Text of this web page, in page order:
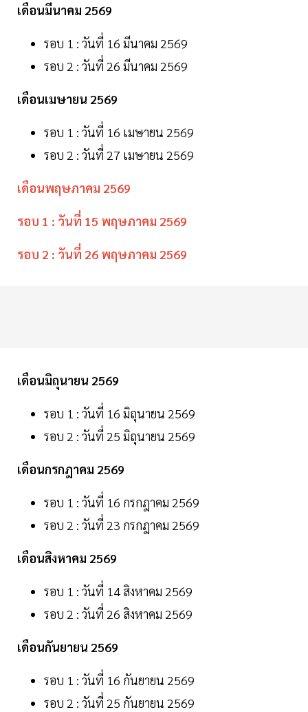
เดือนมีนาคม 2569
รอบ 1 : วันที่ 16 มีนาคม 2569
รอบ 2 : วันที่ 26 มีนาคม 2569
เดือนเมษายน 2569
รอบ 1 : วันที่ 16 เมษายน 2569
รอบ 2 : วันที่ 27 เมษายน 2569
เดือนพฤษภาคม 2569
รอบ 1 : วันที่ 15 พฤษภาคม 2569
รอบ 2 : วันที่ 26 พฤษภาคม 2569
เดือนมิถุนายน 2569
รอบ 1 : วันที่ 16 มิถุนายน 2569
รอบ 2 : วันที่ 25 มิถุนายน 2569
เดือนกรกฎาคม 2569
รอบ 1 : วันที่ 16 กรกฎาคม 2569
รอบ 2 : วันที่ 23 กรกฎาคม 2569
เดือนสิงหาคม 2569
รอบ 1 : วันที่ 14 สิงหาคม 2569
รอบ 2 : วันที่ 26 สิงหาคม 2569
เดือนกันยายน 2569
รอบ 1 : วันที่ 16 กันยายน 2569
รอบ 2 : วันที่ 25 กันยายน 2569